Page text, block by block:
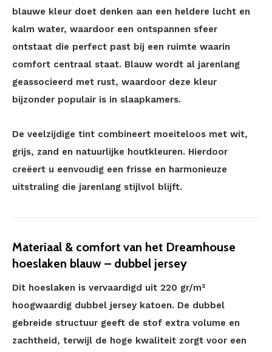
blauwe kleur doet denken aan een heldere lucht en
kalm water, waardoor een ontspannen sfeer
ontstaat die perfect past bij een ruimte waarin
comfort centraal staat. Blauw wordt al jarenlang
geassocieerd met rust, waardoor deze kleur
bijzonder populair is in slaapkamers.
De veelzijdige tint combineert moeiteloos met wit,
grijs, zand en natuurlijke houtkleuren. Hierdoor
creëert u eenvoudig een frisse en harmonieuze
uitstraling die jarenlang stijlvol blijft.
Materiaal & comfort van het Dreamhouse
hoeslaken blauw – dubbel jersey
Dit hoeslaken is vervaardigd uit 220 gr/m²
hoogwaardig dubbel jersey katoen. De dubbel
gebreide structuur geeft de stof extra volume en
zachtheid, terwijl de hoge kwaliteit zorgt voor een